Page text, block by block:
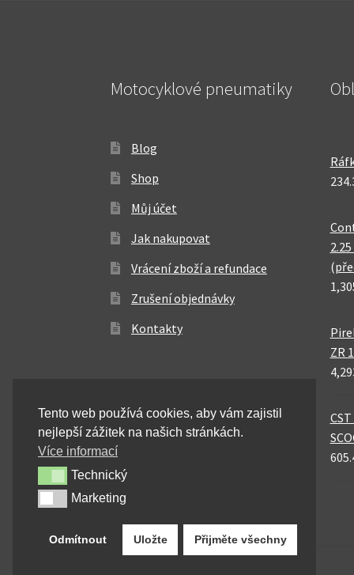
Motocyklové pneumatiky
Blog
Shop
Můj účet
Jak nakupovat
Vrácení zboží a refundace
Zrušení objednávky
Kontakty
ZR
Tento web používá cookies, aby vám zajistil
nejlepší zážitek na našich stránkách.
Více informací
TechnickýTechnický
MarketingMarketing
Odmítnout Uložte Přijměte všechny